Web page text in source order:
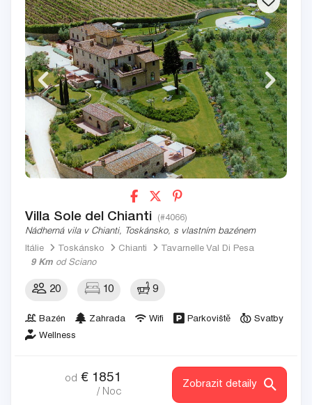
Villa Sole del Chianti (#4066)
Nádherná vila v Chianti, Toskánsko, s vlastním bazénem
Itálie
Toskánsko Chianti
Tavarnelle Val Di Pesa
9 Km od Sciano
20 10 9
Bazén Zahrada Wifi Parkoviště
Svatby
Wellness
od € 1851
/ Noc
Zobrazit detaily